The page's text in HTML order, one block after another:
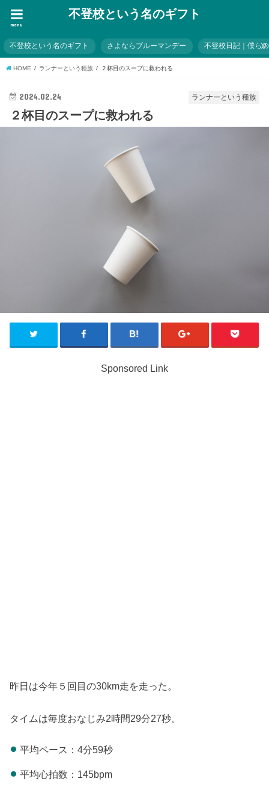
不登校という名のギフト
menu
不登校という名のギフト さよならブルーマンデー 不登校日記｜僕ら
HOME ランナーという種族 ２杯目のスープに救われる
ランナーという種族
2024.02.24
２杯目のスープに救われる
Sponsored Link
昨日は今年５回目の30km走を走った。
タイムは毎度おなじみ2時間29分27秒。
平均ペース：4分59秒
平均心拍数：145bpm